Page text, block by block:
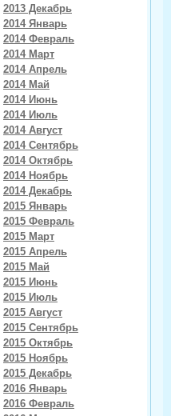
2013 Декабрь
2014 Январь
2014 Февраль
2014 Март
2014 Апрель
2014 Май
2014 Июнь
2014 Июль
2014 Август
2014 Сентябрь
2014 Октябрь
2014 Ноябрь
2014 Декабрь
2015 Январь
2015 Февраль
2015 Март
2015 Апрель
2015 Май
2015 Июнь
2015 Июль
2015 Август
2015 Сентябрь
2015 Октябрь
2015 Ноябрь
2015 Декабрь
2016 Январь
2016 Февраль